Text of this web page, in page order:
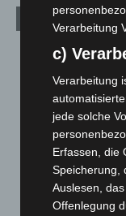
Kategorien
Blaulicht
Corona-News
Hannover und
Langenhagen
Leserbriefe
Menschen
Über uns
Verarbeitung
c)
Verarbeitung
jede solche
Erfassen, die
Speicherung,
Auslesen,
Offenlegung